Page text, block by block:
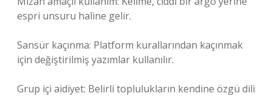
espri unsuru haline gelir.
Sansür kaçınma: Platform kurallarından kaçınmak
için değiştirilmiş yazımlar kullanılır.
Grup içi aidiyet: Belirli toplulukların kendine özgü dili